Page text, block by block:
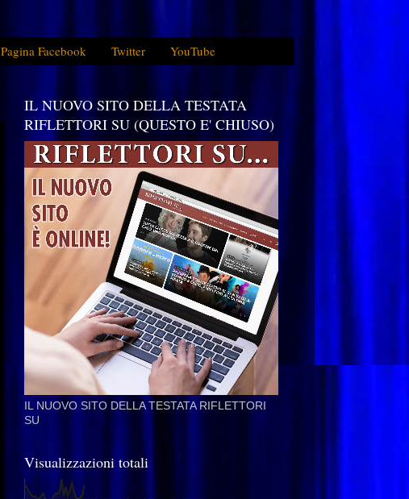
Pagina Facebook Twitter YouTube
IL NUOVO SITO DELLA TESTATA
RIFLETTORI SU (QUESTO E' CHIUSO)
IL NUOVO SITO DELLA TESTATA RIFLETTORI
SU
Visualizzazioni totali